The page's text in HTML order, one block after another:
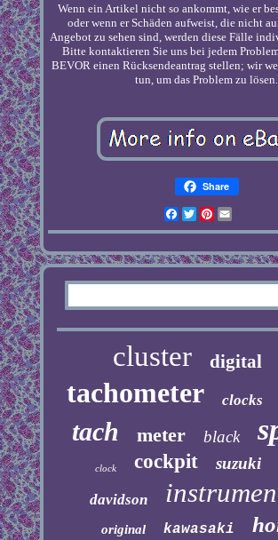
Wenn ein Artikel nicht so ankommt, wie er
oder wenn er Schäden aufweist, die nicht
Angebot zu sehen sind, werden diese Fälle
Bitte kontaktieren Sie uns bei jedem
BEVOR einen Rücksendeantrag stellen; wir
tun, um das Problem zu lösen.
Share
Facebook
TwitterPinterest
cluster digital
tachometer clocks
tach meter black
clock cockpit suzuki
davidson
original kawasaki